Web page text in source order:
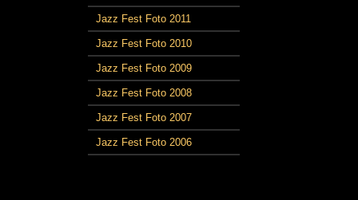
Jazz Fest Foto 2011
Jazz Fest Foto 2010
Jazz Fest Foto 2009
Jazz Fest Foto 2008
Jazz Fest Foto 2007
Jazz Fest Foto 2006